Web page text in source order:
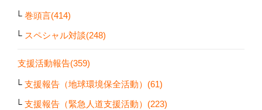
巻頭言(414)
スペシャル対談(248)
支援活動報告(359)
支援報告（地球環境保全活動）(61)
支援報告（緊急人道支援活動）(223)